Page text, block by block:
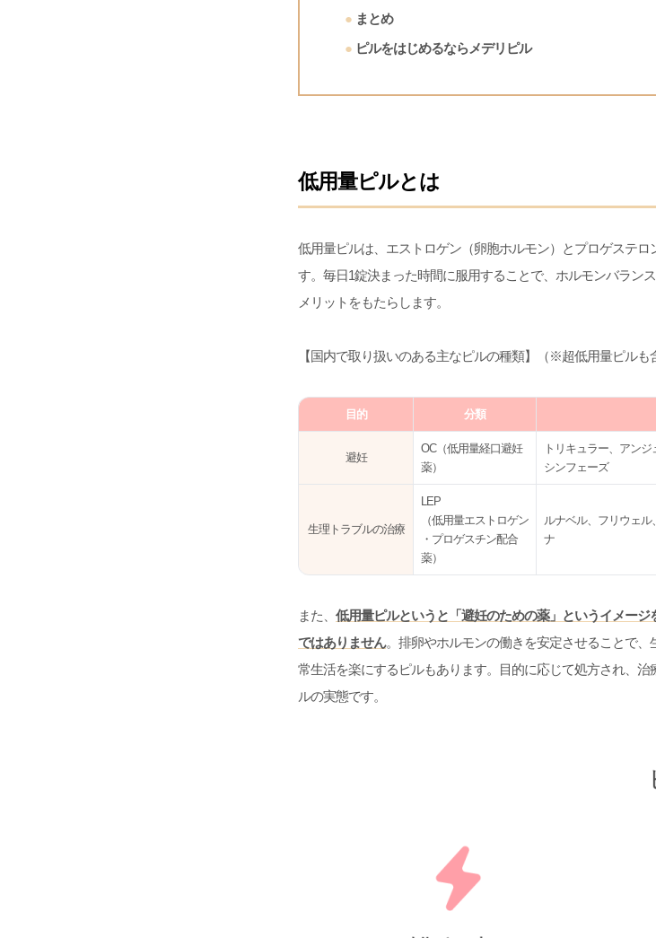
まとめ
ピルをはじめるならメデリピル
低用量ピルとは
低用量ピルは、エストロゲン（卵胞ホルモン）とプロゲステ
す。毎日1錠決まった時間に服用することで、ホルモンバラン
メリットをもたらします。
【国内で取り扱いのある主なピルの種類】（※超低用量ピルも
目的 分類
避妊
OC（低用量経口避妊
薬）
トリキュラー、アン
シンフェーズ
生理トラブルの治療
LEP
（低用量エストロゲン
・プロゲスチン配合
薬）
ルナベル、フリウェ
ナ
また、 低用量ピルというと「避妊のための薬」というイメー
ではありません。排卵やホルモンの働きを安定させることで
常生活を楽にするピルもあります。目的に応じて処方され、
ルの実態です。